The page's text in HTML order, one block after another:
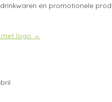
en promotionele
met logo →